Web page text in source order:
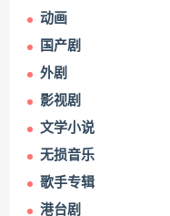
动画
国产剧
外剧
影视剧
文学小说
无损音乐
歌手专辑
港台剧